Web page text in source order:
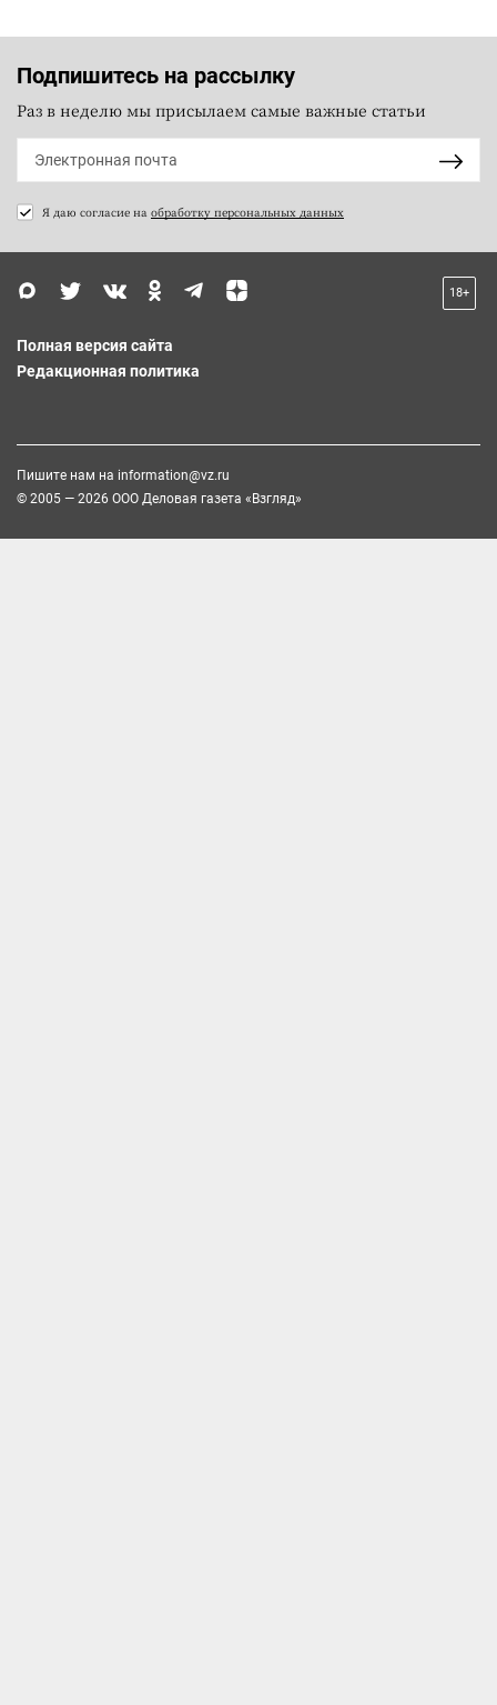
Подпишитесь на рассылку
Раз в неделю мы присылаем самые важные статьи
Я даю согласие на обработку персональных данных
18+
Полная версия сайта
Редакционная политика
Пишите нам на information@vz.ru
© 2005 — 2026 ООО Деловая газета «Взгляд»